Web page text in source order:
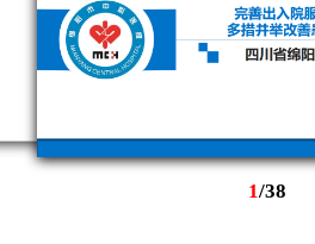
1/38